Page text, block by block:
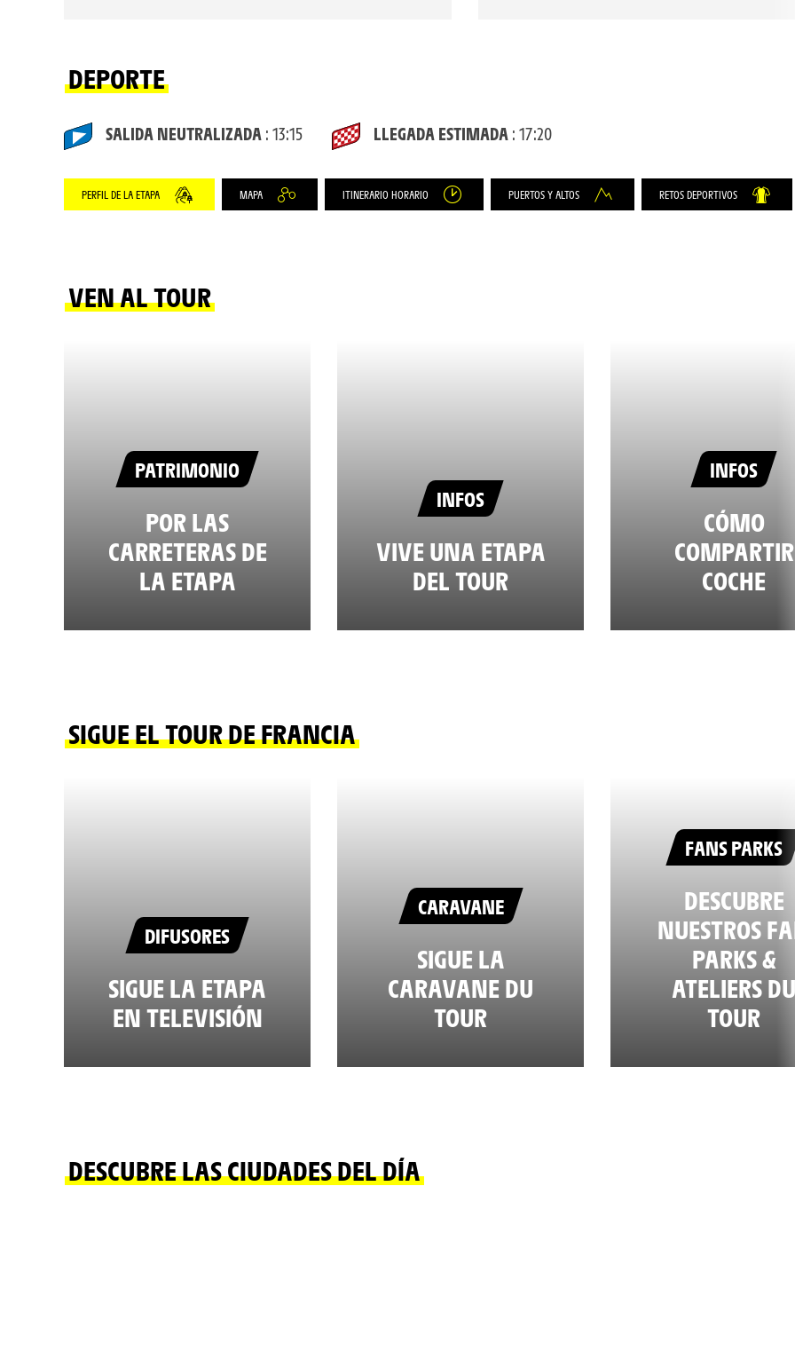
DEPORTE
SALIDA NEUTRALIZADA : 13:15 LLEGADA ESTIMADA : 17:20
PERFIL DE LA ETAPA MAPA ITINERARIO HORARIO PUERTOS Y ALTOS RETOS DEPORTIVOS
VEN AL TOUR
PATRIMONIO
POR LAS
CARRETERAS DE
LA ETAPA
INFOS
VIVE UNA ETAPA
DEL TOUR
INFOS
CÓMO
COMPARTIR
COCHE
SIGUE EL TOUR DE FRANCIA
DIFUSORES
SIGUE LA ETAPA
EN TELEVISIÓN
CARAVANE
SIGUE LA
CARAVANE DU
TOUR
FANS PARKS
DESCUBRE
NUESTROS
PARKS &
ATELIERS DU
TOUR
DESCUBRE LAS CIUDADES DEL DÍA